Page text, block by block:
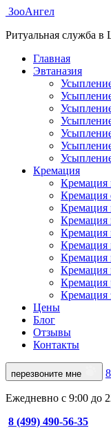
ЗооАнгел
Ритуальная служба в
Главная
Эвтаназия
Кремация
Кремация
Кремация
Кремация
Кремация
Кремация
Кремация
Кремация
Кремация
Кремация
Кремация
Цены
Блог
Отзывы
Контакты
перезвоните мне
Ежедневно с 9:00 до
8 (499) 490-56-35